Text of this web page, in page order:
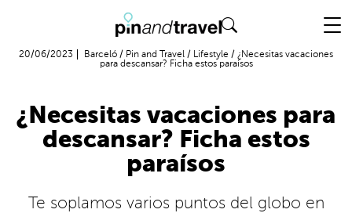
20/06/2023 Barceló / Pin and Travel / Lifestyle / ¿Necesitas vacaciones
para descansar? Ficha estos paraísos
¿Necesitas vacaciones para
descansar? Ficha estos
paraísos
Te soplamos varios puntos del globo en